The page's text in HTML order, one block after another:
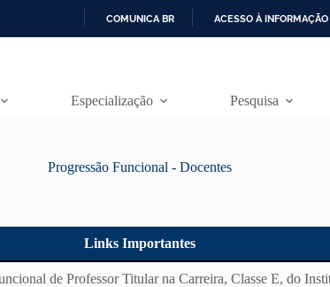
O
D
COMUNICA BR ACESSO À INFORMAÇÃO
Especialização Pesquisa
Progressão Funcional - Docentes
Links Importantes
de Professor Titular na Carreira, Classe E, do